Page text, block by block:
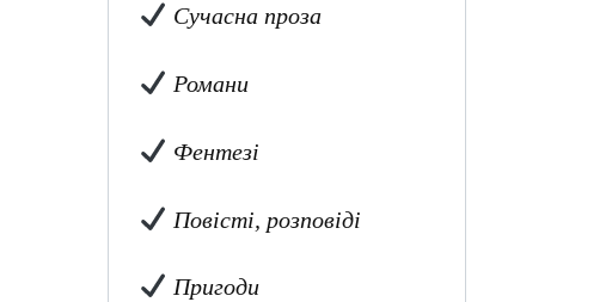
Сучасна проза
Романи
Фентезі
Повісті, розповіді
Пригоди